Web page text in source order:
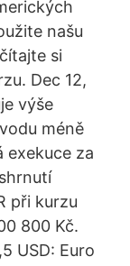
našu
si
Dec 12,
výše
méně
exekuce za
při kurzu
800 Kč.
USD: Euro